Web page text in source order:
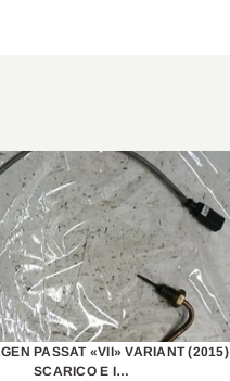
PASSAT «VII» VARIANT (2015)
SCARICO E I…